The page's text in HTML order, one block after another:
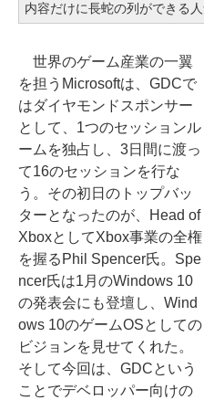
内容だけに長蛇の列ができる
世界のゲーム産業の一翼
を担うMicrosoftは、GDCで
はダイヤモンドスポンサー
として、1つのセッションル
ームを独占し、3日間に渡っ
て16のセッションを行な
う。その初日のトップバッ
ターとなったのが、Head of
XboxとしてXbox事業の全権
を握るPhil Spencer氏。Spe
ncer氏は1月のWindows 10
の発表会にも登壇し、Wind
ows 10のゲームOSとしての
ビジョンを見せてくれた。
そして今回は、GDCという
ことでデベロッパー向けの